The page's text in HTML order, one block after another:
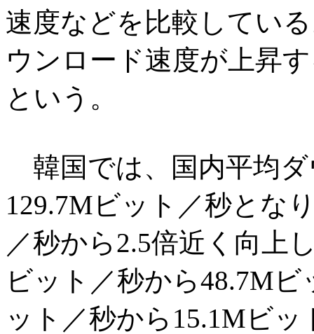
速度などを比較してい
ウンロード速度が上昇
という。
韓国では、国内平均ダ
129.7Mビット／秒とな
／秒から2.5倍近く向上
ビット／秒から48.7M
ット／秒から15.1Mビ